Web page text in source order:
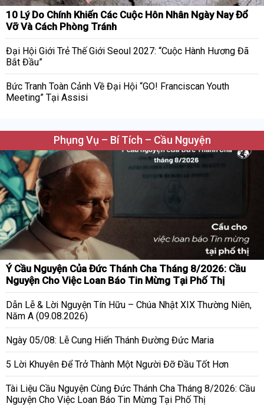
10 Lý Do Chính Khiến Các Cuộc Hôn Nhân Ngày Nay Đổ
Vỡ Và Cách Phòng Tránh
Đại Hội Giới Trẻ Thế Giới Seoul 2027: “Cuộc Hành Hương Đã
Bắt Đầu”
Bức Tranh Toàn Cảnh Về Đại Hội “GO! Franciscan Youth
Meeting” Tại Assisi
Phụng Vụ – Bí Tích – Cầu Nguyện
Ý Cầu Nguyện Của Đức Thánh Cha Tháng 8/2026: Cầu
Nguyện Cho Việc Loan Báo Tin Mừng Tại Phố Thị
Dẫn Lễ & Lời Nguyện Tín Hữu – Chúa Nhật XIX Thường Niên,
Năm A (09.08.2026)
Ngày 05/08: Lễ Cung Hiến Thánh Đường Đức Maria
5 Lời Khuyên Để Trở Thành Một Người Đỡ Đầu Tốt Hơn
Tài Liệu Cầu Nguyện Cùng Đức Thánh Cha Tháng 8/2026: Cầu
Nguyện Cho Việc Loan Báo Tin Mừng Tại Phố Thị